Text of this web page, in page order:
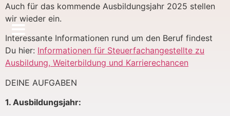
Auch für das kommende Ausbildungsjahr 2025 stellen
wir wieder ein.
Interessante Informationen rund um den Beruf findest
Du hier: Informationen für Steuerfachangestellte zu
Ausbildung, Weiterbildung und Karrierechancen
DEINE AUFGABEN
1. Ausbildungsjahr: